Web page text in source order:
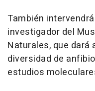
También
investigador del
Naturales, que dará
diversidad de
estudios